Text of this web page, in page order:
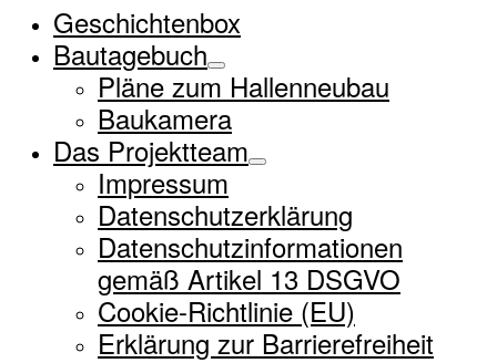
Geschichtenbox
Bautagebuch
Pläne zum Hallenneubau
Baukamera
Das Projektteam
Impressum
Datenschutzerklärung
Datenschutzinformationen
gemäß Artikel 13 DSGVO
Cookie-Richtlinie (EU)
Erklärung zur Barrierefreiheit